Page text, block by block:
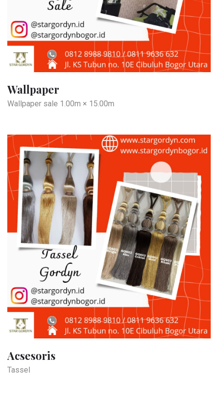
Wallpaper
Wallpaper sale 1.00m × 15.00m
Acsesoris
Tassel